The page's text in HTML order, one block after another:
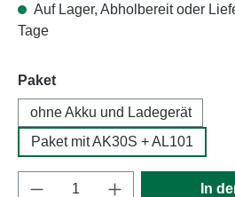
Auf Lager, Abholbereit oder
Tage
Paketauswählen
ohne Akku und Ladegerät
Paket mit AK30S + AL101
Produkt Anzahl: Gib In